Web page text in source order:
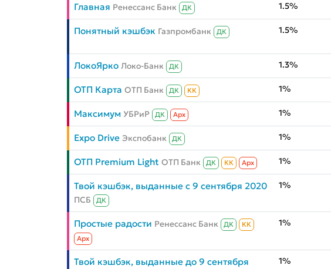
Главная Ренессанс Банк ДК 1.5%
Понятный кэшбэк Газпромбанк ДК 1.5%
ЛокоЯрко Локо-Банк ДК 1.3%
ОТП Карта ОТП Банк ДК КК 1%
Максимум УБРиР ДК Aрх 1%
Expo Drive Экспобанк ДК 1%
ОТП Premium Light ОТП Банк ДК КК Aрх 1%
Твой кэшбэк, выданные с 9 сентября 2020
ПСБ ДК
1%
Простые радости Ренессанс Банк ДК
КК
Aрх
1%
Твой кэшбэк, выданные до 9 сентября
1%